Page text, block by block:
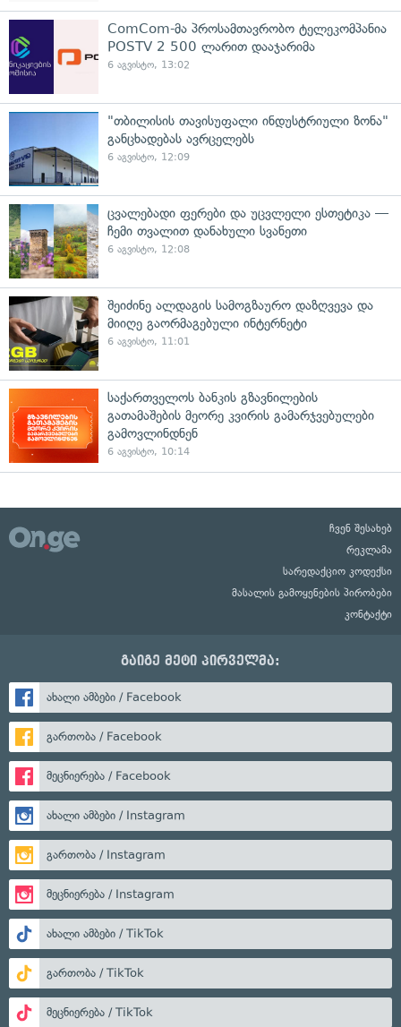
ComCom-მა პროსამთავრობო ტელეკომპანია
POSTV 2 500 ლარით დააჯარიმა
6 აგვისტო, 13:02
"თბილისის თავისუფალი ინდუსტრიული ზონა"
განცხადებას ავრცელებს
6 აგვისტო, 12:09
ცვალებადი ფერები და უცვლელი ესთეტიკა —
ჩემი თვალით დანახული სვანეთი
6 აგვისტო, 12:08
შეიძინე ალდაგის სამოგზაურო დაზღვევა და
მიიღე გაორმაგებული ინტერნეტი
6 აგვისტო, 11:01
საქართველოს ბანკის გზავნილების
გათამაშების მეორე კვირის გამარჯვებულები
გამოვლინდნენ
6 აგვისტო, 10:14
ჩვენ შესახებ
რეკლამა
სარედაქციო კოდექსი
მასალის გამოყენების პირობები
კონტაქტი
გაიგე მეტი პირველმა:
ახალი ამბები / Facebook
გართობა / Facebook
მეცნიერება / Facebook
ახალი ამბები / Instagram
გართობა / Instagram
მეცნიერება / Instagram
ახალი ამბები / TikTok
გართობა / TikTok
მეცნიერება / TikTok